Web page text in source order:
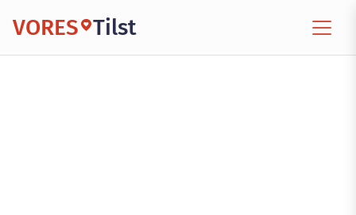
VORES Tilst